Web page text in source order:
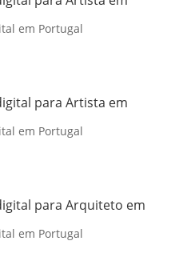
em Portugal
para Artista em
em Portugal
para Arquiteto em
em Portugal